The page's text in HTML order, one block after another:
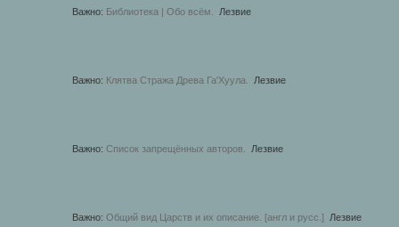
Важно: Библиотека | Обо всём. Лезвие
Важно: Клятва Стража Древа Га'Хуула. Лезвие
Важно: Список запрещённых авторов. Лезвие
Важно: Общий вид Царств и их описание. [англ и русс.] Лезвие